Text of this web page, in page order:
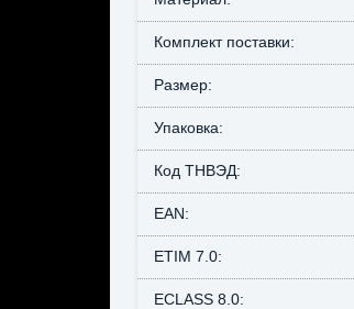
Комплект поставки:
Размер:
Упаковка:
Код ТНВЭД:
EAN:
ETIM 7.0:
ECLASS 8.0: